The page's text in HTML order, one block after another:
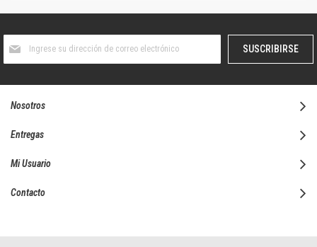
boletín
SUSCRIBIRSE
Nosotros
Entregas
Mi Usuario
Contacto